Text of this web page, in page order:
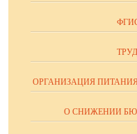
ОРГАНИЗАЦИЯ
О СНИЖЕНИИ